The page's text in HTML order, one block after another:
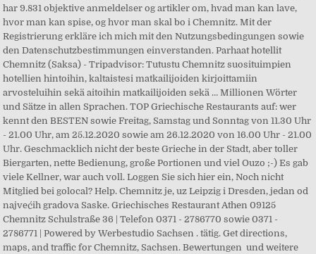
har 9.831 objektive anmeldelser og artikler om, hvad man kan lave,
hvor man kan spise, og hvor man skal bo i Chemnitz. Mit der
Registrierung erkläre ich mich mit den Nutzungsbedingungen sowie
den Datenschutzbestimmungen einverstanden. Parhaat hotellit
Chemnitz (Saksa) - Tripadvisor: Tutustu Chemnitz suosituimpien
hotellien hintoihin, kaltaistesi matkailijoiden kirjoittamiin
arvosteluihin sekä aitoihin matkailijoiden sekä … Millionen Wörter
und Sätze in allen Sprachen. TOP Griechische Restaurants auf: wer
kennt den BESTEN sowie Freitag, Samstag und Sonntag von 11.30 Uhr
- 21.00 Uhr, am 25.12.2020 sowie am 26.12.2020 von 16.00 Uhr - 21.00
Uhr. Geschmacklich nicht der beste Grieche in der Stadt, aber toller
Biergarten, nette Bedienung, große Portionen und viel Ouzo ;-) Es gab
viele Kellner, war auch voll. Loggen Sie sich hier ein, Noch nicht
Mitglied bei golocal? Help. Chemnitz je, uz Leipzig i Dresden, jedan od
najvećih gradova Saske. Griechisches Restaurant Athen 09125
Chemnitz Schulstraße 36 | Telefon 0371 - 2786770 sowie 0371 -
2786771 | Powered by Werbestudio Sachsen . tätig. Get directions,
maps, and traffic for Chemnitz, Sachsen. Bewertungen und weitere